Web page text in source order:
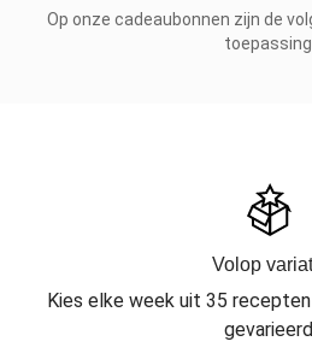
Op onze cadeaubonnen zijn de
toepassing.
Volop
Kies elke week uit 35